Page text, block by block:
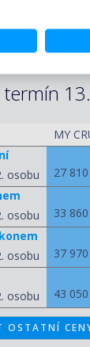
termín
MY
osobu
27
osobu
33
osobu
37
osobu
43
OSTATNÍ